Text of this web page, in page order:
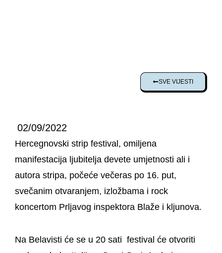
SVE VIJESTI
02/09/2022
Hercegnovski strip festival, omiljena
manifestacija ljubitelja devete umjetnosti ali i
autora stripa, počeće večeras po 16. put,
svečanim otvaranjem, izložbama i rock
koncertom Prljavog inspektora Blaže i kljunova.
Na Belavisti će se u 20 sati festival će otvoriti